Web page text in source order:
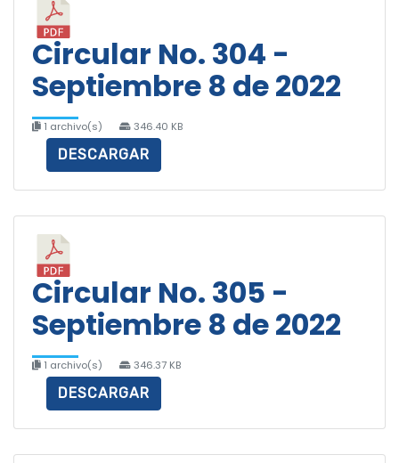
Circular No. 304 -
Septiembre 8 de 2022
1 archivo(s) 346.40 KB
DESCARGAR
Circular No. 305 -
Septiembre 8 de 2022
1 archivo(s) 346.37 KB
DESCARGAR